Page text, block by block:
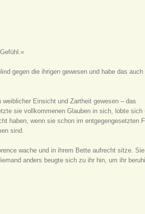
gegen die ihrigen gewesen und habe das auch
Einsicht und Zartheit gewesen – das
sie vollkommenen Glauben in sich, lobte sich
haben, wenn sie schon im entgegengesetzten
sind.
wache und in ihrem Bette aufrecht sitze.
anders beugte sich zu ihr hin, um ihr